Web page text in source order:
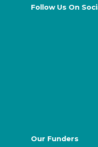
Follow Us On
Our Funders